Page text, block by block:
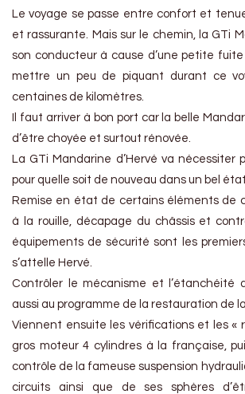
Le voyage se passe entre confort et
et rassurante. Mais sur le chemin, la GTi
son conducteur à cause d’une petite fuite
mettre un peu de piquant durant ce
centaines de kilomètres.
Il faut arriver à bon port car la belle
d’être choyée et surtout rénovée.
La GTi Mandarine d’Hervé va nécessiter
pour quelle soit de nouveau dans un bel état.
Remise en état de certains éléments de
à la rouille, décapage du châssis et
équipements de sécurité sont les
s’attelle Hervé.
Contrôler le mécanisme et l’étanchéité
aussi au programme de la restauration de la
Viennent ensuite les vérifications et les «
gros moteur 4 cylindres à la française,
contrôle de la fameuse suspension
circuits ainsi que de ses sphères